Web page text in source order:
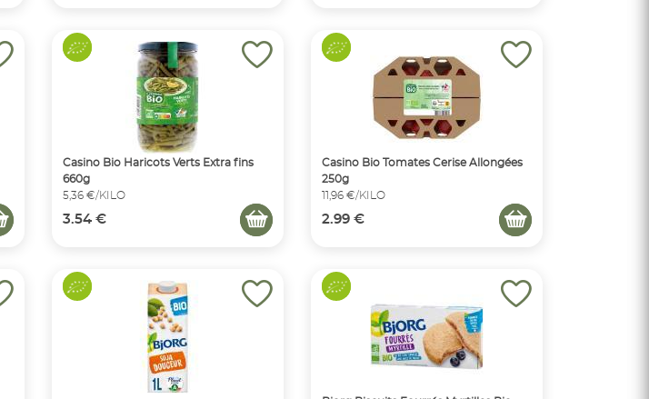
Casino Bio Haricots Verts Extra fins
660g
5,36 €/KILO
3.54 €
Casino Bio Tomates Cerise Allongées
250g
11,96 €/KILO
2.99 €